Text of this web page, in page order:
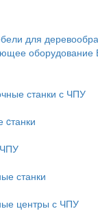
для
оборудование
станки с ЧПУ
cтанки
станки
центры с ЧПУ